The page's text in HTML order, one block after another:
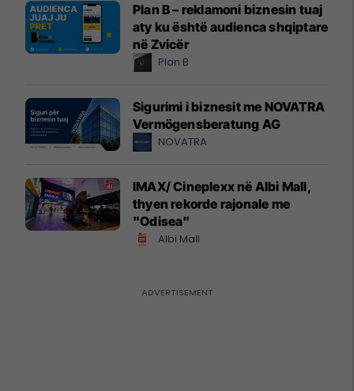
Plan B – reklamoni biznesin tuaj
aty ku është audienca shqiptare
në Zvicër
Plan B
Sigurimi i biznesit me NOVATRA
Vermögensberatung AG
NOVATRA
IMAX/ Cineplexx në Albi Mall,
thyen rekorde rajonale me
"Odisea"
Albi Mall